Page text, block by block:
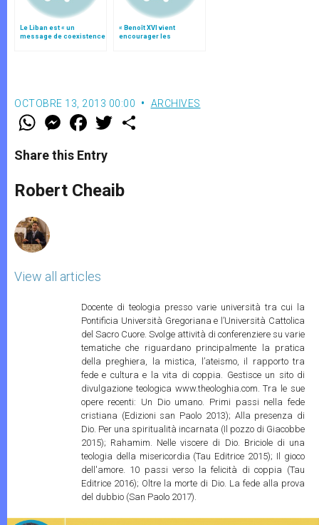
Le Liban est « un
message de coexistence
« Benoît XVI vient
encourager les
OCTOBRE 13, 2013 00:00 ARCHIVES
W
t
s
p
p
M
e
s
e
g
e
F
a
e
b
o
k
w
r
Share this Entry
Robert Cheaib
View all articles
Docente di teologia presso varie università tra cui la
Pontificia Università Gregoriana e l’Università Cattolica
del Sacro Cuore. Svolge attività di conferenziere su varie
tematiche che riguardano principalmente la pratica
della preghiera, la mistica, l’ateismo, il rapporto tra
fede e cultura e la vita di coppia. Gestisce un sito di
divulgazione teologica www.theologhia.com. Tra le sue
opere recenti: Un Dio umano. Primi passi nella fede
cristiana (Edizioni san Paolo 2013); Alla presenza di
Dio. Per una spiritualità incarnata (Il pozzo di Giacobbe
2015); Rahamim. Nelle viscere di Dio. Briciole di una
teologia della misericordia (Tau Editrice 2015); Il gioco
dell'amore. 10 passi verso la felicità di coppia (Tau
Editrice 2016); Oltre la morte di Dio. La fede alla prova
del dubbio (San Paolo 2017).